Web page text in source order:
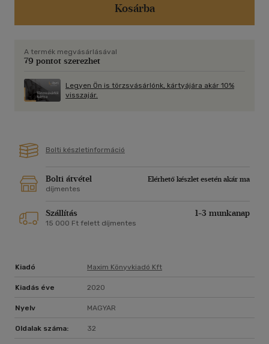
Kosárba
A termék megvásárlásával
79 pontot szerezhet
Legyen Ön is törzsvásárlónk, kártyájára akár 10%
visszajár.
Bolti készletinformáció
Bolti átvétel
Elérhető készlet esetén akár ma
díjmentes
Szállítás 1-3 munkanap
15 000 Ft felett díjmentes
Kiadó Maxim Könyvkiadó Kft
Kiadás éve 2020
Nyelv MAGYAR
Oldalak száma: 32